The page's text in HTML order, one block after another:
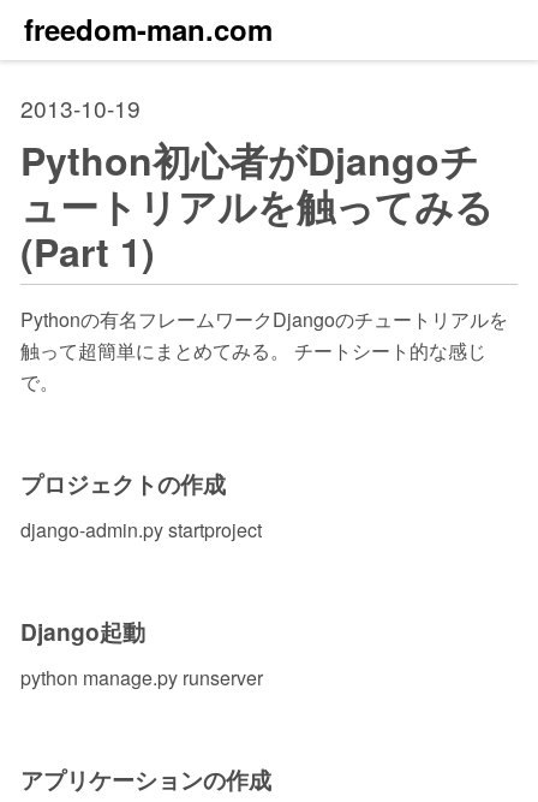
freedom-man.com
2013-10-19
Python初心者がDjangoチ
ュートリアルを触ってみる
(Part 1)
Pythonの有名フレームワークDjangoのチュートリアルを
触って超簡単にまとめてみる。 チートシート的な感じ
で。
プロジェクトの作成
django-admin.py startproject
Django起動
python manage.py runserver
アプリケーションの作成